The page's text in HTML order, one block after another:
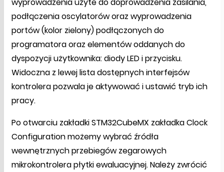
podłączenia oscylatorów oraz wyprowadzenia
portów (kolor zielony) podłączonych do
programatora oraz elementów oddanych do
dyspozycji użytkownika: diody LED i przycisku.
Widoczna z lewej lista dostępnych interfejsów
kontrolera pozwala je aktywować i ustawić tryb ich
pracy.
Po otwarciu zakładki STM32CubeMX zakładka Clock
Configuration możemy wybrać źródła
wewnętrznych przebiegów zegarowych
mikrokontrolera płytki ewaluacyjnej. Należy zwrócić